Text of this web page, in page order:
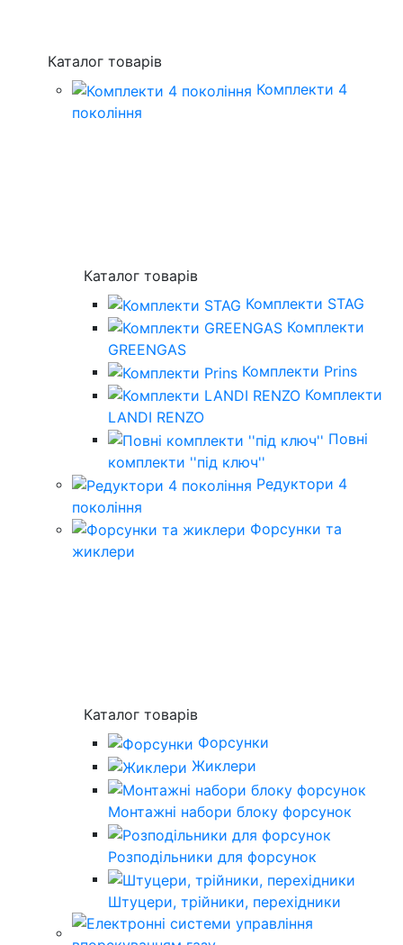
Каталог товарів
Комплекти 4
покоління
Каталог товарів
Комплекти STAG
Комплекти
GREENGAS
Комплекти Prins
Комплекти
LANDI RENZO
Повнi
комплекти ''пiд ключ''
Редуктори 4
покоління
Форсунки та
жиклери
Каталог товарів
Форсунки
Жиклери
Монтажні набори блоку форсунок
Розподільники для форсунок
Штуцери, трійники, перехідники